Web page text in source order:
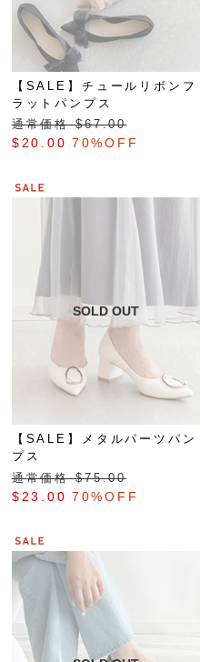
【SALE】チュールリボンフ
ラットパンプス
通常価格 $‌67.00
$‌20.00 70%OFF
【SALE】メタルパーツパン
プス
通常価格 $‌75.00
$‌23.00 70%OFF